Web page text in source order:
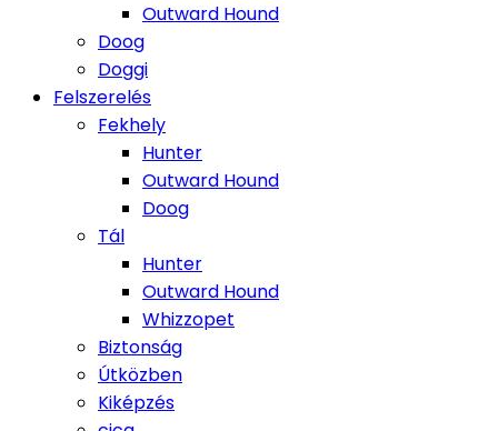
Outward Hound
Doog
Doggi
Felszerelés
Fekhely
Hunter
Outward Hound
Doog
Tál
Hunter
Outward Hound
Whizzopet
Biztonság
Útközben
Kiképzés